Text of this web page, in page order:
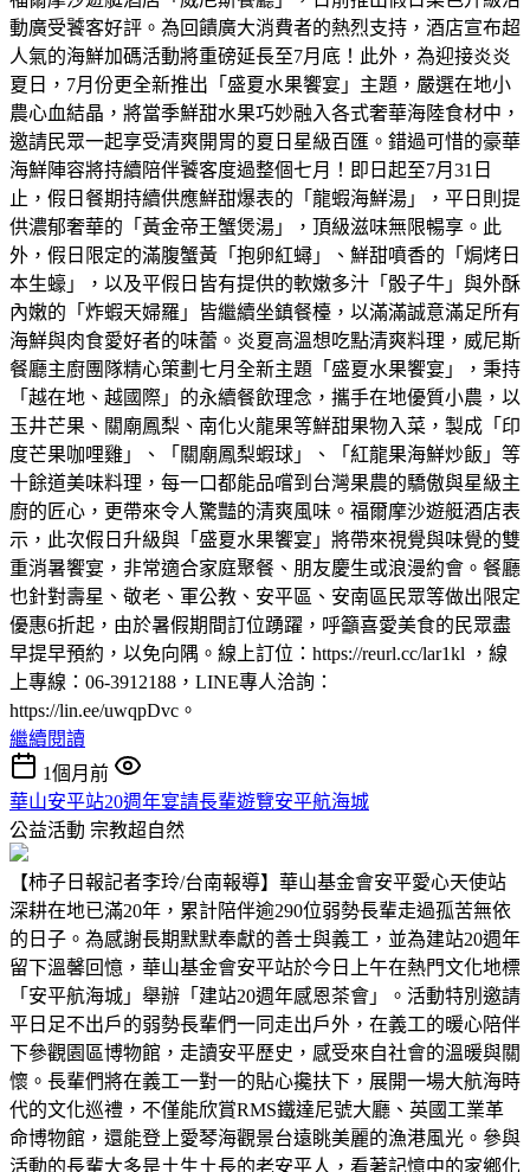
動廣受饕客好評。為回饋廣大消費者的熱烈支持，酒店宣布超
人氣的海鮮加碼活動將重磅延長至7月底！此外，為迎接炎炎
夏日，7月份更全新推出「盛夏水果饗宴」主題，嚴選在地小
農心血結晶，將當季鮮甜水果巧妙融入各式奢華海陸食材中，
邀請民眾一起享受清爽開胃的夏日星級百匯。錯過可惜的豪華
海鮮陣容將持續陪伴饕客度過整個七月！即日起至7月31日
止，假日餐期持續供應鮮甜爆表的「龍蝦海鮮湯」，平日則提
供濃郁奢華的「黃金帝王蟹煲湯」，頂級滋味無限暢享。此
外，假日限定的滿腹蟹黃「抱卵紅蟳」、鮮甜噴香的「焗烤日
本生蠔」，以及平假日皆有提供的軟嫩多汁「骰子牛」與外酥
內嫩的「炸蝦天婦羅」皆繼續坐鎮餐檯，以滿滿誠意滿足所有
海鮮與肉食愛好者的味蕾。炎夏高溫想吃點清爽料理，威尼斯
餐廳主廚團隊精心策劃七月全新主題「盛夏水果饗宴」，秉持
「越在地、越國際」的永續餐飲理念，攜手在地優質小農，以
玉井芒果、關廟鳳梨、南化火龍果等鮮甜果物入菜，製成「印
度芒果咖哩雞」、「關廟鳳梨蝦球」、「紅龍果海鮮炒飯」等
十餘道美味料理，每一口都能品嚐到台灣果農的驕傲與星級主
廚的匠心，更帶來令人驚豔的清爽風味。福爾摩沙遊艇酒店表
示，此次假日升級與「盛夏水果饗宴」將帶來視覺與味覺的雙
重消暑饗宴，非常適合家庭聚餐、朋友慶生或浪漫約會。餐廳
也針對壽星、敬老、軍公教、安平區、安南區民眾等做出限定
優惠6折起，由於暑假期間訂位踴躍，呼籲喜愛美食的民眾盡
早提早預約，以免向隅。線上訂位：https://reurl.cc/lar1kl ，線
上專線：06-3912188，LINE專人洽詢：
https://lin.ee/uwqpDvc。
繼續閱讀
1個月前
華山安平站20週年宴請長輩遊覽安平航海城
公益活動 宗教超自然
【柿子日報記者李玲/台南報導】華山基金會安平愛心天使站
深耕在地已滿20年，累計陪伴逾290位弱勢長輩走過孤苦無依
的日子。為感謝長期默默奉獻的善士與義工，並為建站20週年
留下溫馨回憶，華山基金會安平站於今日上午在熱門文化地標
「安平航海城」舉辦「建站20週年感恩茶會」。活動特別邀請
平日足不出戶的弱勢長輩們一同走出戶外，在義工的暖心陪伴
下參觀園區博物館，走讀安平歷史，感受來自社會的溫暖與關
懷。長輩們將在義工一對一的貼心攙扶下，展開一場大航海時
代的文化巡禮，不僅能欣賞RMS鐵達尼號大廳、英國工業革
命博物館，還能登上愛琴海觀景台遠眺美麗的漁港風光。參與
活動的長輩大多是土生土長的老安平人，看著記憶中的家鄉化